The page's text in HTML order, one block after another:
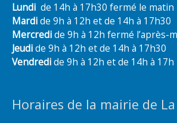
Lundi de 14h à 17h30 fermé le matin
Mardide 9h à 12h et de 14h à 17h30
Mercredide 9h à 12h fermé l’après-
Jeudide 9h à 12h et de 14h à 17h30
Vendredide 9h à 12h et de 14h à 17h
Horaires de la mairie de